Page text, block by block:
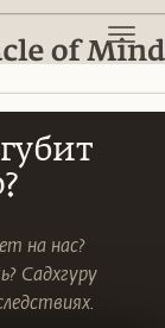
на нас?
Садхгуру